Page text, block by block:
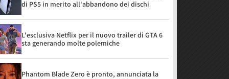
di PS5 in merito all'abbandono dei dischi
L'esclusiva Netflix per il nuovo trailer di GTA 6
sta generando molte polemiche
Phantom Blade Zero è pronto, annunciata la